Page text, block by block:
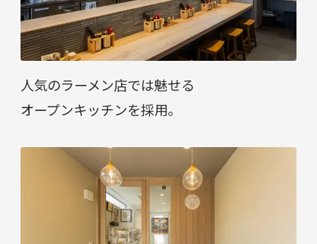
人気のラーメン店では魅せる
オープンキッチンを採用。